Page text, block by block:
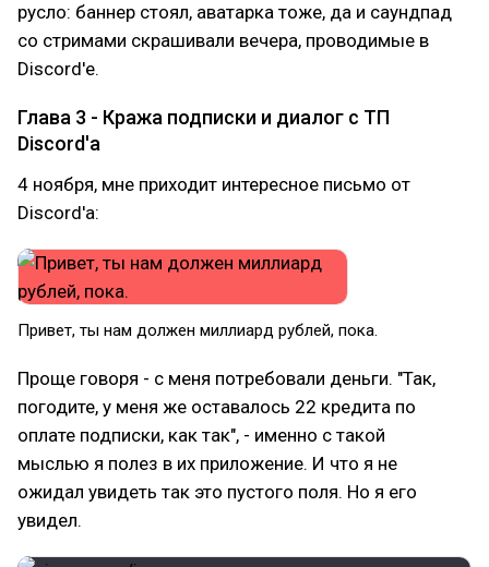
русло: баннер стоял, аватарка тоже, да и саундпад
со стримами скрашивали вечера, проводимые в
Discord'е.
Глава 3 - Кража подписки и диалог с ТП
Discord'а
4 ноября, мне приходит интересное письмо от
Discord'а:
Привет, ты нам должен миллиард рублей, пока.
Проще говоря - с меня потребовали деньги. "Так,
погодите, у меня же оставалось 22 кредита по
оплате подписки, как так", - именно с такой
мыслью я полез в их приложение. И что я не
ожидал увидеть так это пустого поля. Но я его
увидел.